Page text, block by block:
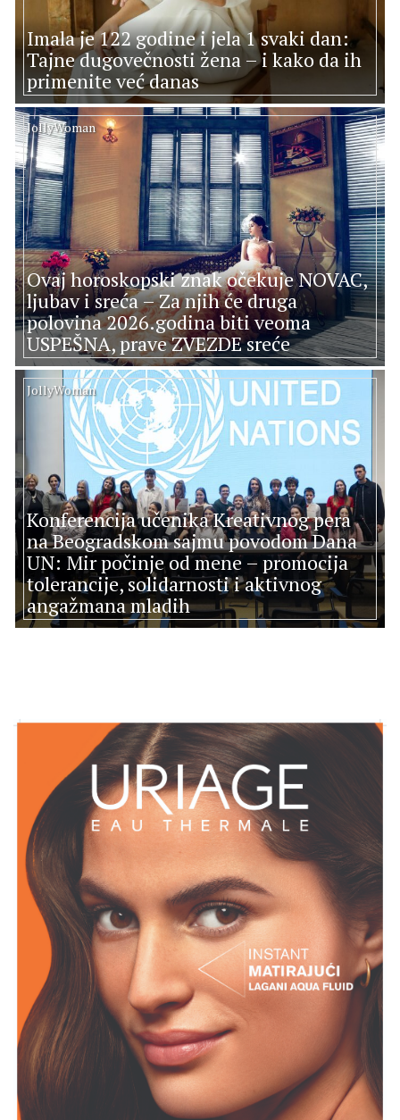
Imala je 122 godine i jela 1 svaki dan:
Tajne dugovečnosti žena – i kako da ih
primenite već danas
Ovaj horoskopski znak očekuje NOVAC,
ljubav i sreća – Za njih će druga
polovina 2026.godina biti veoma
USPEŠNA, prave ZVEZDE sreće
JollyWoman
Konferencija učenika Kreativnog pera
na Beogradskom sajmu povodom Dana
UN: Mir počinje od mene – promocija
tolerancije, solidarnosti i aktivnog
angažmana mladih
JollyWoman